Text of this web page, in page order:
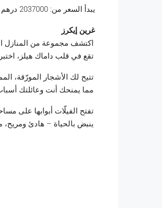
يبدأ السعر من: 2037000 درهم اماراتي
غرين إيكرز
اكتشف مجموعة من المنازل
تقع في قلب داماك هيلز،
تتيح لك الأشجار المورّقة،
مما يمنحك أنت وعائلتك أسباب
تفتح الفيلّات أبوابها على
ينبض بالحياة – هادئ